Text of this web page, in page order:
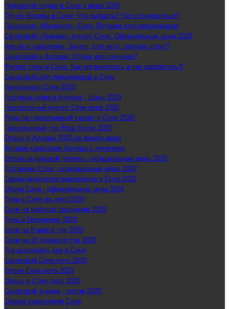
Недорогой отдых в Сочи у моря 2020
Тур из Москвы в Сочи: Что выбрать? Где остановиться?
Пансионат «Изумруд», Сочи: Путевки для пенсионеров!
Санаторий «Знание», курорт Сочи: Официальные цены 2020
Чек-ап в санатории: Зачем, для чего, сколько стоит?
Санаторий в Адлере: Отдых или лечение?
Фитнес-туры в Сочи: Как организовать и как заработать?!
Санаторий для пенсионеров в Сочи
Пансионаты Сочи 2020
Гостевые дома в Адлере - Цены 2020
Горнолыжный курорт Сочи цена 2020
Туры на горнолыжный курорт в Сочи 2020
Горнолыжный тур Роза Хутор 2020
Отдых в Адлере 2020 на берегу моря
Лучшие санатории Адлера с лечением
Отели на красной поляны - официальные цены 2020
Гостиницы Сочи - официальные цены 2020
Самые недорогие пансионаты в Сочи 2022
Отели Сочи - официальные цены 2020
Туры в Сочи на лето 2020
Сочи на майские праздники 2020
Туры в Геленджик 2020
Сочи на 8 марта тур 2020
Сочи на 23 февраля тур 2020
Тур выходного дня в Сочи
Санаторий Сочи лето 2020
Отели Сочи лето 2020
Отдых в Сочи лето 2020
Санаторий знание - летом 2020
Список санаториев Сочи